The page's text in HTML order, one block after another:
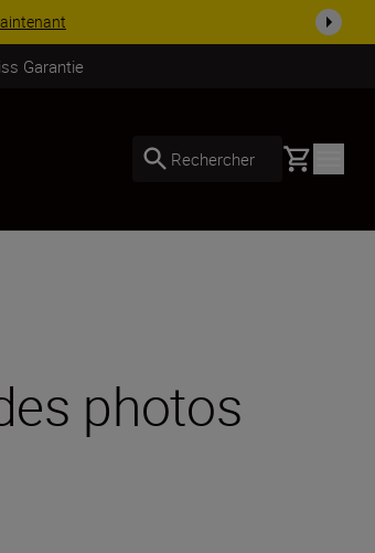
Suisse.En savoir plus
Garantie
Rechercher Basket
photos